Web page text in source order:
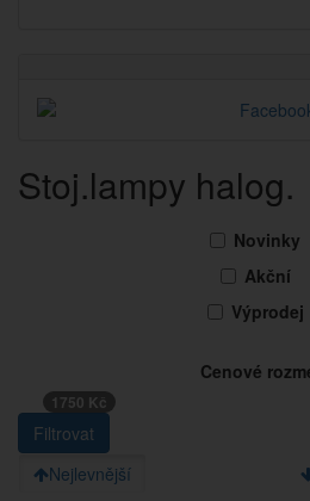
Stoj.lampy halog.
Novinky
Akční
Výprodej
Cenové
1750 Kč
Nejlevnější